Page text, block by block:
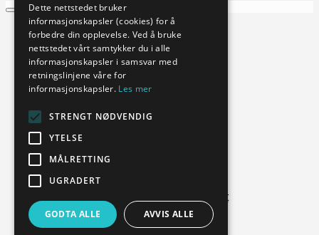
Bordtennisbord
Innendørsbord
Utendørsbord
Racketer
Holder med nett
Nett
Pressening
Dette nettstedet bruker
informasjonskapsler (cookies) for å
forbedre din opplevelse. Ved å bruke
nettstedet vårt samtykker du i alle
informasjonskapsler i samsvar med
retningslinjene våre for
informasjonskapsler. Les mer
STRENGT NØDVENDIG
YTELSE
MÅLRETTING
UGRADERT
GODTA ALLE AVVIS ALLE